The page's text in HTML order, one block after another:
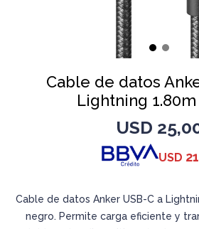
Cable de datos
Lightning
USD
USD
Cable de datos Anker USB-C a
negro. Permite carga eficiente y